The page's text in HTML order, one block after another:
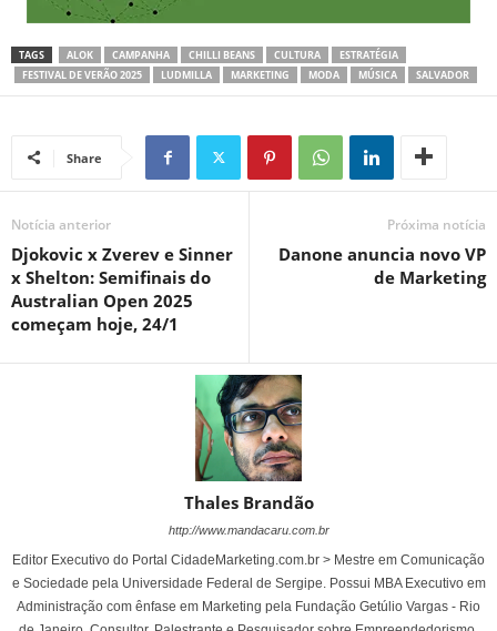
TAGS ALOK CAMPANHA CHILLI BEANS CULTURA
ESTRATÉGIA
FESTIVAL DE VERÃO 2025
LUDMILLA MARKETING MODA MÚSICA SALVADOR
Share
Notícia anterior
Djokovic x Zverev e Sinner
x Shelton: Semifinais do
Australian Open 2025
começam hoje, 24/1
Próxima notícia
Danone anuncia novo VP
de Marketing
Thales Brandão
http://www.mandacaru.com.br
Editor Executivo do Portal CidadeMarketing.com.br > Mestre em Comunicação
e Sociedade pela Universidade Federal de Sergipe. Possui MBA Executivo em
Administração com ênfase em Marketing pela Fundação Getúlio Vargas - Rio